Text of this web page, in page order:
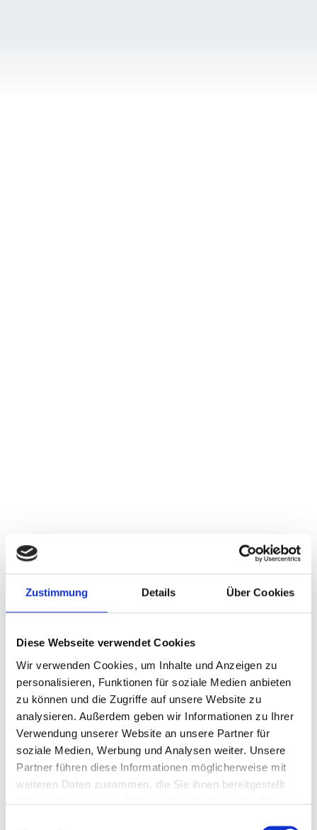
Zustimmung Details Über Cookies
Diese Webseite verwendet Cookies
Wir verwenden Cookies, um Inhalte und Anzeigen zu
personalisieren, Funktionen für soziale Medien anbieten
zu können und die Zugriffe auf unsere Website zu
analysieren. Außerdem geben wir Informationen zu Ihrer
Verwendung unserer Website an unsere Partner für
soziale Medien, Werbung und Analysen weiter. Unsere
Partner führen diese Informationen möglicherweise mit
weiteren Daten zusammen, die Sie ihnen bereitgestellt